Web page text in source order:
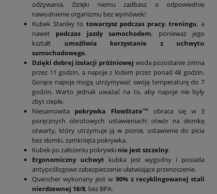
odżywania. Dzięki niemu zadbasz o odpowiednie
nawodnienie organizmu bez wymówek!
Kubek Stanley to towarzysz podczas pracy,treningu, a
nawet podczas jazdy samochodem, ponieważ jego
kształt umożliwia korzystanie z uchwytu
samochodowego.
Dzięki dobrej izolacji próżniowej woda pozostanie zimna
przez 11 godzin, a napoje z lodem przez ponad 48 godzin.
Gorące napoje mogą utrzymywać swoją temperaturę do 7
godzin. Warto jednak uważać na to, aby napoje nie były
zbyt ciepłe.
Niesamowita pokrywka FlowState™ obraca się w 3
poręcznych obrotowych ustawieniach: otwór na słomkę
otwarty, który utrzymuje ją w pionie, ustawienie do picia
bez słomki, zamknięta pokrywka.
Kubek po założeniu pokrywki nie jest szczelny.
Ergonomiczny uchwyt kubka jest wygodny i posiada
antypoślizgowe zabezpieczenie ułatwiające przenoszenie.
Quencher wykonany jest w 90% z recyklingowanej stali
nierdzewnej 18/8, bez BPA.